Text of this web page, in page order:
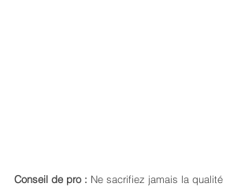
Conseil de pro : Ne sacrifiez jamais la qualité